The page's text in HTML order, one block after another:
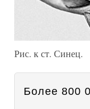
Рис. к ст. Синец.
Более 800